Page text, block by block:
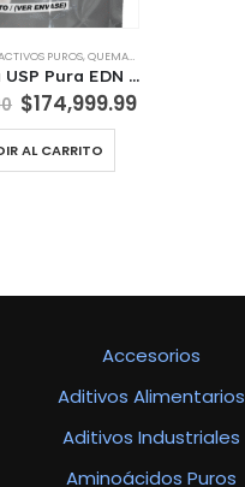
PUROS,QUEMADORES
L-Carnitina USP Pura EDN Nutrition x 1 Kg
El
precio
original
era:
$200,000.00.
$174,999.99El
AL CARRITO
Accesorios
Aditivos Alimentarios
Aditivos Industriales
Aminoácidos Puros